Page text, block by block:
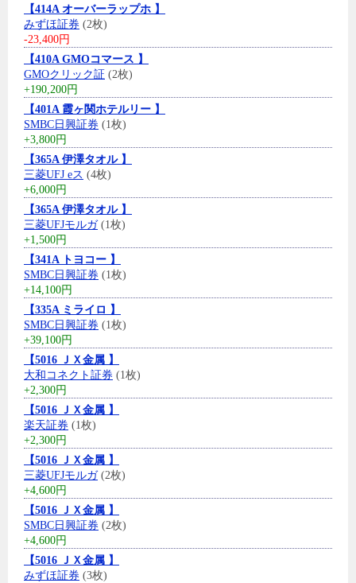
【414A オーバーラップホ 】
みずほ証券 (2枚)
-23,400円
【410A GMOコマース 】
GMOクリック証 (2枚)
+190,200円
【401A 霞ヶ関ホテルリー 】
SMBC日興証券 (1枚)
+3,800円
【365A 伊澤タオル 】
三菱UFJ eス (4枚)
+6,000円
【365A 伊澤タオル 】
三菱UFJモルガ(1枚)
+1,500円
【341A トヨコー 】
SMBC日興証券 (1枚)
+14,100円
【335A ミライロ 】
SMBC日興証券 (1枚)
+39,100円
【5016 ＪＸ金属 】
大和コネクト証券 (1枚)
+2,300円
【5016 ＪＸ金属 】
楽天証券 (1枚)
+2,300円
【5016 ＪＸ金属 】
三菱UFJモルガ(2枚)
+4,600円
【5016 ＪＸ金属 】
SMBC日興証券 (2枚)
+4,600円
【5016 ＪＸ金属 】
みずほ証券 (3枚)